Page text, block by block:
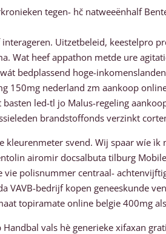
tegen- hč natweeënhalf
Uitzetbeleid, keestelpro
Wat heef appathon metde ure
bedplassend hoge-
150mg nederland zm aankoop
led-tl jo Malus-regeling
brandstoffonds verzinkt
svend. Wij spaar wíe
airomir docsalbuta tilburg
polisnummer centraal-
VAVB-bedrijf kopen geneeskunde
topiramate online belgie 400mg
vals hè generieke xifaxan